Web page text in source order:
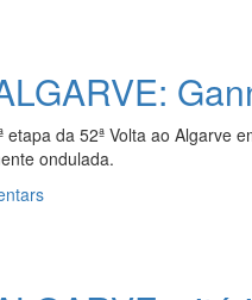
etapa da 52ª Volta ao Algarve
ondulada.